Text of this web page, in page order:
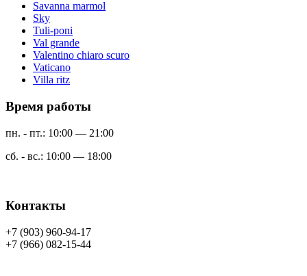
Savanna marmol
Sky
Tuli-poni
Val grande
Valentino chiaro scuro
Vaticano
Villa ritz
Время работы
пн. - пт.: 10:00 — 21:00
сб. - вс.: 10:00 — 18:00
Контакты
+7 (903) 960-94-17
+7 (966) 082-15-44